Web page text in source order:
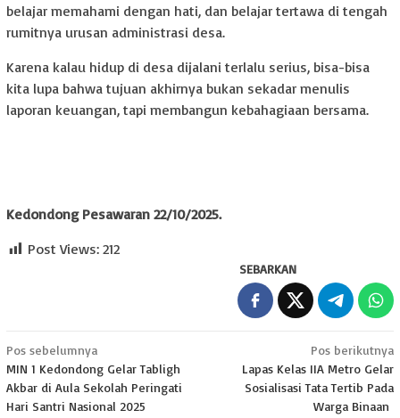
belajar memahami dengan hati, dan belajar tertawa di tengah
rumitnya urusan administrasi desa.
Karena kalau hidup di desa dijalani terlalu serius, bisa-bisa
kita lupa bahwa tujuan akhirnya bukan sekadar menulis
laporan keuangan, tapi membangun kebahagiaan bersama.
Kedondong Pesawaran 22/10/2025.
Post Views: 212
SEBARKAN
Navigasi
pos
Pos sebelumnya
MIN 1 Kedondong Gelar Tabligh
Akbar di Aula Sekolah Peringati
Hari Santri Nasional 2025
Pos berikutnya
Lapas Kelas IIA Metro Gelar
Sosialisasi Tata Tertib Pada
Warga Binaan